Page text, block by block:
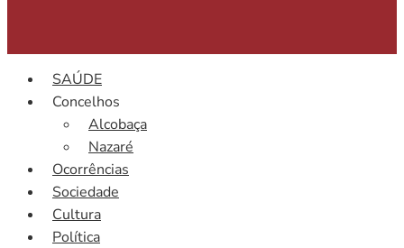
SAÚDE
Concelhos
Alcobaça
Nazaré
Ocorrências
Sociedade
Cultura
Política